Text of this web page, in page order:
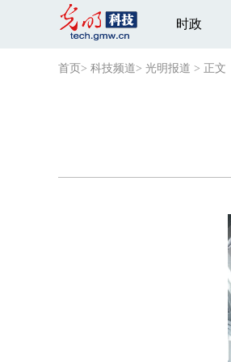
时政
首页 > 科技频道> 光明报道 > 正文